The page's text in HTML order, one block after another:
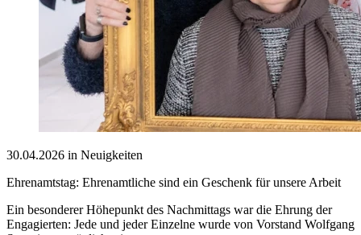
30.04.2026 in Neuigkeiten
Ehrenamtstag: Ehrenamtliche sind ein Geschenk für unsere Arbeit
Ein besonderer Höhepunkt des Nachmittags war die Ehrung der
Engagierten: Jede und jeder Einzelne wurde von Vorstand Wolfgang